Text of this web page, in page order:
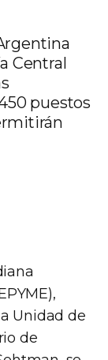
Central
puestos
Unidad de
de